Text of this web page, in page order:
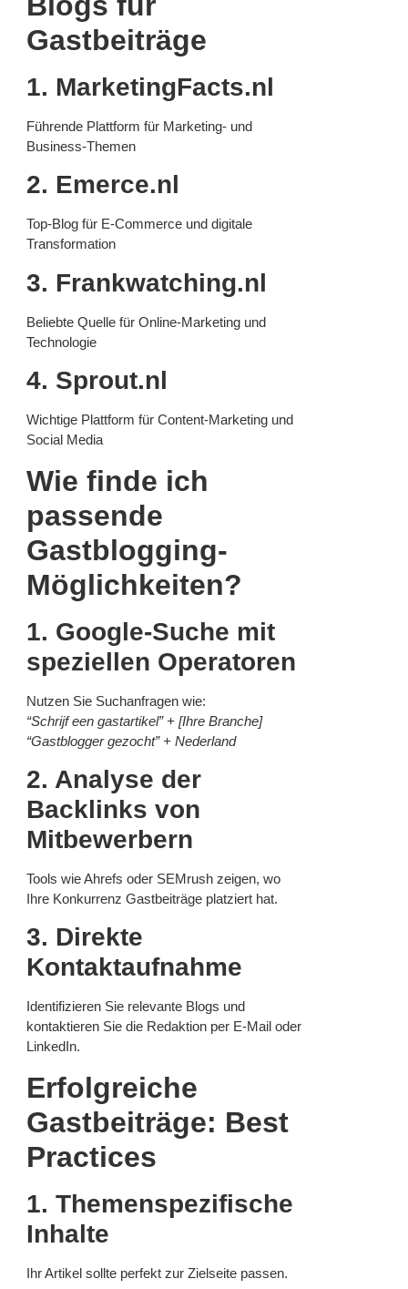
Gastbeiträge
1. MarketingFacts.nl
Führende Plattform für Marketing- und
Business-Themen
2. Emerce.nl
Top-Blog für E-Commerce und digitale
Transformation
3. Frankwatching.nl
Beliebte Quelle für Online-Marketing und
Technologie
4. Sprout.nl
Wichtige Plattform für Content-Marketing und
Social Media
Wie finde ich
passende
Gastblogging-
Möglichkeiten?
1. Google-Suche mit
speziellen Operatoren
Nutzen Sie Suchanfragen wie:
“Schrijf een gastartikel” + [Ihre Branche]
“Gastblogger gezocht” + Nederland
2. Analyse der
Backlinks von
Mitbewerbern
Tools wie Ahrefs oder SEMrush zeigen, wo
Ihre Konkurrenz Gastbeiträge platziert hat.
3. Direkte
Kontaktaufnahme
Identifizieren Sie relevante Blogs und
kontaktieren Sie die Redaktion per E-Mail oder
LinkedIn.
Erfolgreiche
Gastbeiträge: Best
Practices
1. Themenspezifische
Inhalte
Ihr Artikel sollte perfekt zur Zielseite passen.